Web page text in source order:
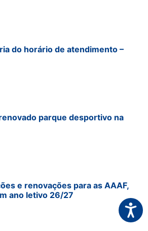
do horário de atendimento –
parque desportivo na
e renovações para as AAAF,
ano letivo 26/27